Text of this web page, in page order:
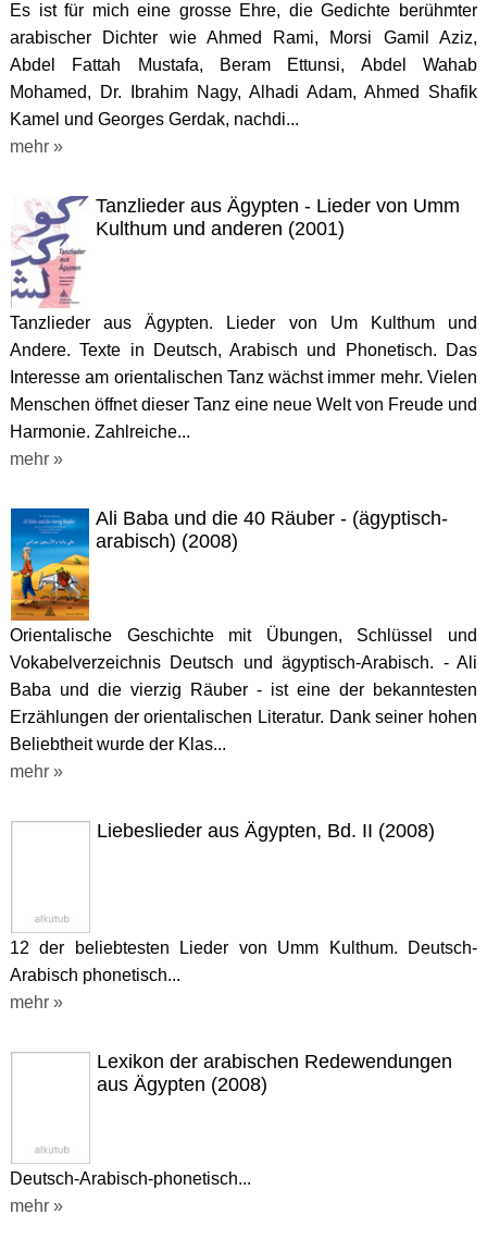
Es ist für mich eine grosse Ehre, die Gedichte berühmter
arabischer Dichter wie Ahmed Rami, Morsi Gamil Aziz,
Abdel Fattah Mustafa, Beram Ettunsi, Abdel Wahab
Mohamed, Dr. Ibrahim Nagy, Alhadi Adam, Ahmed Shafik
Kamel und Georges Gerdak, nachdi...
mehr »
Tanzlieder aus Ägypten - Lieder von Umm
Kulthum und anderen (2001)
Tanzlieder aus Ägypten. Lieder von Um Kulthum und
Andere. Texte in Deutsch, Arabisch und Phonetisch. Das
Interesse am orientalischen Tanz wächst immer mehr. Vielen
Menschen öffnet dieser Tanz eine neue Welt von Freude und
Harmonie. Zahlreiche...
mehr »
Ali Baba und die 40 Räuber - (ägyptisch-
arabisch) (2008)
Orientalische Geschichte mit Übungen, Schlüssel und
Vokabelverzeichnis Deutsch und ägyptisch-Arabisch. - Ali
Baba und die vierzig Räuber - ist eine der bekanntesten
Erzählungen der orientalischen Literatur. Dank seiner hohen
Beliebtheit wurde der Klas...
mehr »
Liebeslieder aus Ägypten, Bd. II (2008)
12 der beliebtesten Lieder von Umm Kulthum. Deutsch-
Arabisch phonetisch...
mehr »
Lexikon der arabischen Redewendungen
aus Ägypten (2008)
Deutsch-Arabisch-phonetisch...
mehr »